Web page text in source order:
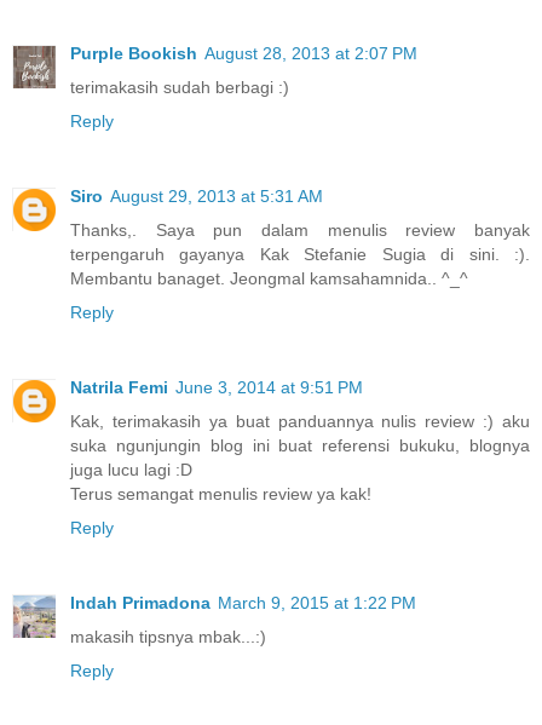
Purple Bookish August 28, 2013 at 2:07 PM
terimakasih sudah berbagi :)
Reply
Siro August 29, 2013 at 5:31 AM
Thanks,. Saya pun dalam menulis review banyak
terpengaruh gayanya Kak Stefanie Sugia di sini. :).
Membantu banaget. Jeongmal kamsahamnida.. ^_^
Reply
Natrila Femi June 3, 2014 at 9:51 PM
Kak, terimakasih ya buat panduannya nulis review :) aku
suka ngunjungin blog ini buat referensi bukuku, blognya
juga lucu lagi :D
Terus semangat menulis review ya kak!
Reply
Indah Primadona March 9, 2015 at 1:22 PM
makasih tipsnya mbak...:)
Reply